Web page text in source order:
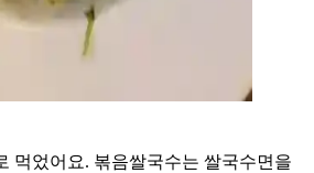
먹었어요. 볶음쌀국수는 쌀국수면을